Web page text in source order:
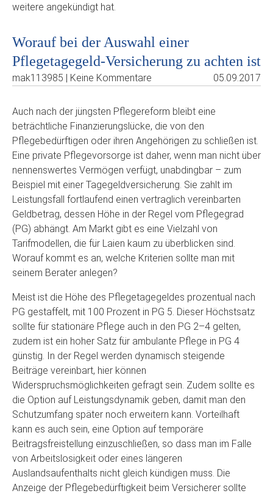
weitere angekündigt hat.
Worauf bei der Auswahl einer
Pflegetagegeld-Versicherung zu achten ist
mak113985 | Keine Kommentare 05.09.2017
Auch nach der jüngsten Pflegereform bleibt eine
beträchtliche Finanzierungslücke, die von den
Pflegebedürftigen oder ihren Angehörigen zu schließen ist.
Eine private Pflegevorsorge ist daher, wenn man nicht über
nennenswertes Vermögen verfügt, unabdingbar – zum
Beispiel mit einer Tagegeldversicherung. Sie zahlt im
Leistungsfall fortlaufend einen vertraglich vereinbarten
Geldbetrag, dessen Höhe in der Regel vom Pflegegrad
(PG) abhängt. Am Markt gibt es eine Vielzahl von
Tarifmodellen, die für Laien kaum zu überblicken sind.
Worauf kommt es an, welche Kriterien sollte man mit
seinem Berater anlegen?
Meist ist die Höhe des Pflegetagegeldes prozentual nach
PG gestaffelt, mit 100 Prozent in PG 5. Dieser Höchstsatz
sollte für stationäre Pflege auch in den PG 2–4 gelten,
zudem ist ein hoher Satz für ambulante Pflege in PG 4
günstig. In der Regel werden dynamisch steigende
Beiträge vereinbart, hier können
Widerspruchsmöglichkeiten gefragt sein. Zudem sollte es
die Option auf Leistungsdynamik geben, damit man den
Schutzumfang später noch erweitern kann. Vorteilhaft
kann es auch sein, eine Option auf temporäre
Beitragsfreistellung einzuschließen, so dass man im Falle
von Arbeitslosigkeit oder eines längeren
Auslandsaufenthalts nicht gleich kündigen muss. Die
Anzeige der Pflegebedürftigkeit beim Versicherer sollte